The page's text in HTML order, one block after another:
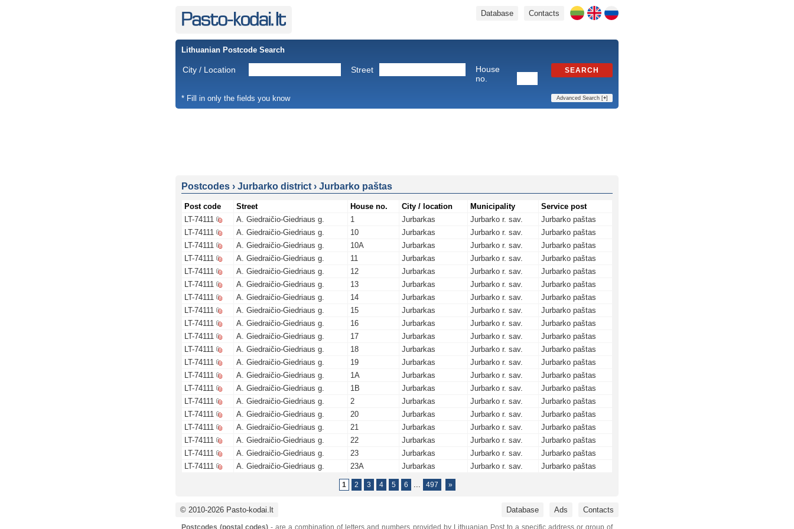
Contacts
Database
Lithuanian Postcode Search
City / Location Street
House
no.
SEARCH
* Fill in only the fields you know Advanced Search [+]
Postcodes › Jurbarko district › Jurbarko paštas
Post code Street House no. City / location Municipality
Service post
LT-74111
A. Giedraičio-Giedriaus g. 1 Jurbarkas Jurbarko r. sav.
Jurbarko paštas
LT-74111
A. Giedraičio-Giedriaus g. 10 Jurbarkas Jurbarko r. sav.
Jurbarko paštas
LT-74111
A. Giedraičio-Giedriaus g. 10A Jurbarkas Jurbarko r. sav.
Jurbarko paštas
LT-74111
A. Giedraičio-Giedriaus g. 11 Jurbarkas Jurbarko r. sav.
Jurbarko paštas
LT-74111
A. Giedraičio-Giedriaus g. 12 Jurbarkas Jurbarko r. sav.
Jurbarko paštas
LT-74111
A. Giedraičio-Giedriaus g. 13 Jurbarkas Jurbarko r. sav.
Jurbarko paštas
LT-74111
A. Giedraičio-Giedriaus g. 14 Jurbarkas Jurbarko r. sav.
Jurbarko paštas
LT-74111
A. Giedraičio-Giedriaus g. 15 Jurbarkas Jurbarko r. sav.
Jurbarko paštas
LT-74111
A. Giedraičio-Giedriaus g. 16 Jurbarkas Jurbarko r. sav.
Jurbarko paštas
LT-74111
A. Giedraičio-Giedriaus g. 17 Jurbarkas Jurbarko r. sav.
Jurbarko paštas
LT-74111
A. Giedraičio-Giedriaus g. 18 Jurbarkas Jurbarko r. sav.
Jurbarko paštas
LT-74111
A. Giedraičio-Giedriaus g. 19 Jurbarkas Jurbarko r. sav.
Jurbarko paštas
LT-74111
A. Giedraičio-Giedriaus g. 1A Jurbarkas Jurbarko r. sav.
Jurbarko paštas
LT-74111
A. Giedraičio-Giedriaus g. 1B Jurbarkas Jurbarko r. sav.
Jurbarko paštas
LT-74111
A. Giedraičio-Giedriaus g. 2 Jurbarkas Jurbarko r. sav.
Jurbarko paštas
LT-74111
A. Giedraičio-Giedriaus g. 20 Jurbarkas Jurbarko r. sav.
Jurbarko paštas
LT-74111
A. Giedraičio-Giedriaus g. 21 Jurbarkas Jurbarko r. sav.
Jurbarko paštas
LT-74111
A. Giedraičio-Giedriaus g. 22 Jurbarkas Jurbarko r. sav.
Jurbarko paštas
LT-74111
A. Giedraičio-Giedriaus g. 23 Jurbarkas Jurbarko r. sav.
Jurbarko paštas
LT-74111
A. Giedraičio-Giedriaus g. 23A Jurbarkas Jurbarko r. sav. Jurbarko paštas
1 2 3 4 5 6 ... 497 »
© 2010-2026 Pasto-kodai.lt Database Ads Contacts
Postcodes (postal codes) - are a combination of letters and numbers provided by Lithuanian Post to a specific address or group of